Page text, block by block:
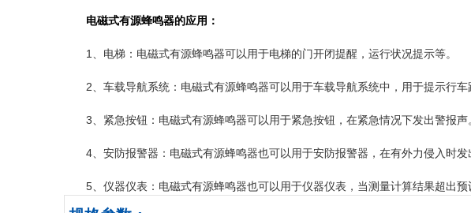
电磁式有源蜂鸣器的应用：
1、电梯：电磁式有源蜂鸣器可以用于电梯的门开闭提醒，运行状况提示等。
2、车载导航系统：电磁式有源蜂鸣器可以用于车载导航系统中，用于提示行
3、紧急按钮：电磁式有源蜂鸣器可以用于紧急按钮，在紧急情况下发出警报声
4、安防报警器：电磁式有源蜂鸣器也可以用于安防报警器，在有外力侵入时发
5、仪器仪表：电磁式有源蜂鸣器也可以用于仪器仪表，当测量计算结果超出